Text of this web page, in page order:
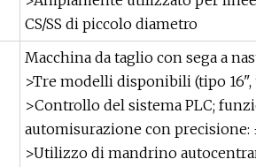
CS/SS di piccolo diametro
Macchina da taglio con sega a
>Tre modelli disponibili (tipo
>Controllo del sistema PLC;
automisurazione con precisione:
>Utilizzo di mandrino